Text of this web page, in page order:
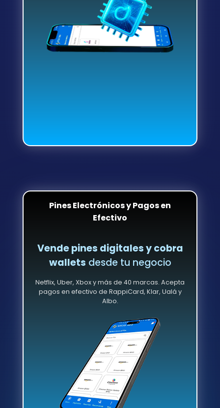
Pines Electrónicos y Pagos en
Efectivo
Vende pines digitales y cobra
wallets desde tu negocio
Netflix, Uber, Xbox y más de 40 marcas. Acepta
pagos en efectivo de RappiCard, Klar, Ualá y
Albo.